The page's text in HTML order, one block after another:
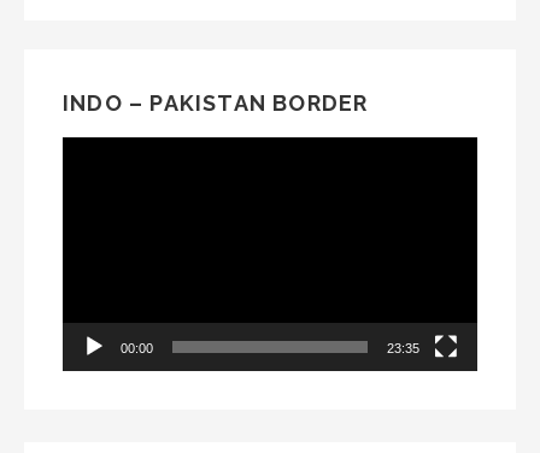
INDO – PAKISTAN BORDER
00:00 23:35